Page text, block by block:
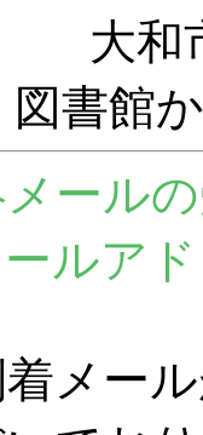
大和
図書館
ール
ルア
着メー